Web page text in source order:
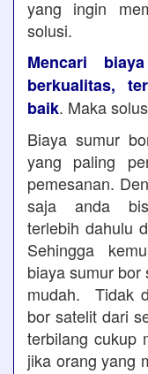
yang ingin
solusi.
Mencari
berkualitas,
baik. Maka
Biaya sumur
yang paling
pemesanan.
saja anda
terlebih dahulu
Sehingga
biaya sumur bor
mudah. Tidak
bor satelit dari
terbilang cukup
jika orang yang